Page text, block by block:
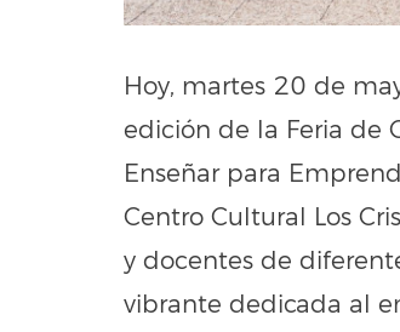
Hoy, martes 20 de
edición de la Feria de
Enseñar para
Centro Cultural Los
y docentes de
vibrante dedicada al